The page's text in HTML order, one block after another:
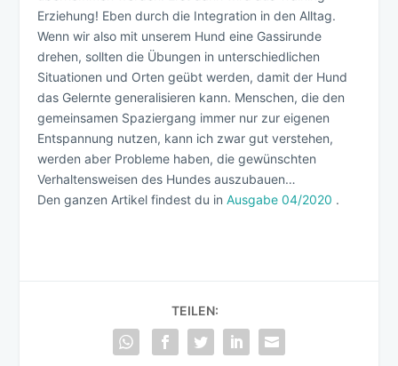
Erziehung! Eben durch die Integration in den Alltag.
Wenn wir also mit unserem Hund eine Gassirunde
drehen, sollten die Übungen in unterschiedlichen
Situationen und Orten geübt werden, damit der Hund
das Gelernte generalisieren kann. Menschen, die den
gemeinsamen Spaziergang immer nur zur eigenen
Entspannung nutzen, kann ich zwar gut verstehen,
werden aber Probleme haben, die gewünschten
Verhaltensweisen des Hundes auszubauen…
Den ganzen Artikel findest du inAusgabe 04/2020 .
TEILEN: